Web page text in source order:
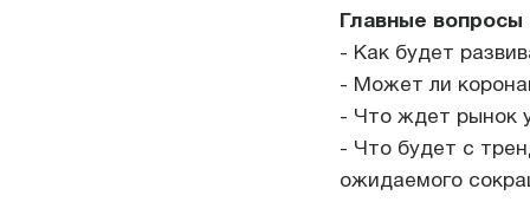
Главные
- Как будет
- Может ли
- Что ждет рынок
- Что будет с
ожидаемого